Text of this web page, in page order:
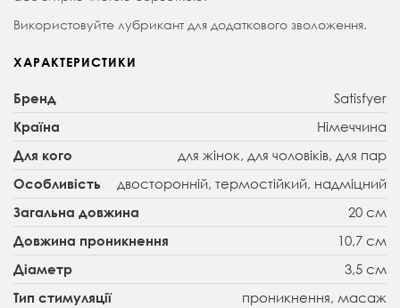
Використовуйте лубрикант для додаткового зволоження.
ХАРАКТЕРИСТИКИ
Бренд Satisfyer
Країна Німеччина
Для кого для жінок, для чоловіків, для пар
Особливість двосторонній, термостійкий, надміцний
Загальна довжина 20 см
Довжина проникнення 10,7 см
Діаметр 3,5 см
Тип стимуляції проникнення, масаж